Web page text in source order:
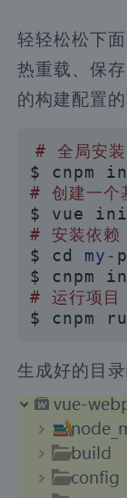
轻轻松松下
热重载、保
的构建配置的
# 全局安
$ cnpm
# 创建一个
$ vue
# 安装依赖
$ cd my -
# 运行项目
$ cnpm
生成好的目录